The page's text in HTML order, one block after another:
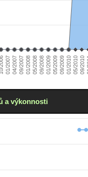
01/200704/200709/200701/200805/200809/200801/200905/200909/200901/201005/201009/2010
a výkonnosti